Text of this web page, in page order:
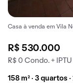
Casa à venda em Vila
R$ 530.000
R$ 0 Condo. + IPTU
158 m² · 3 quartos